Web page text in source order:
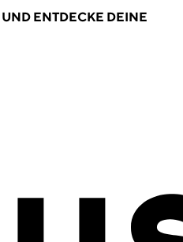
UND ENTDECKE DEINE